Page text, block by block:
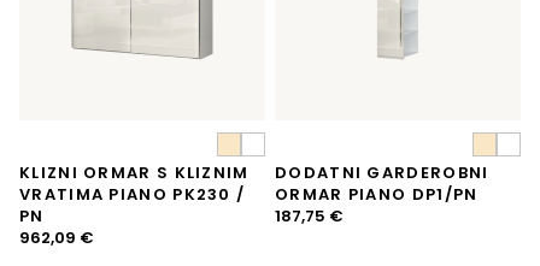
KLIZNI ORMAR S KLIZNIM
VRATIMA PIANO PK230 /
PN
962,09 €
DODATNI GARDEROBNI
ORMAR PIANO DP1/PN
187,75 €